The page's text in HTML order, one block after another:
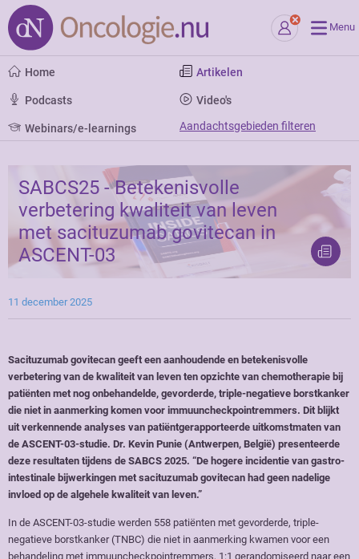
Menu
Home Artikelen
Podcasts Video's
Webinars/e-learnings Aandachtsgebieden filteren
SABCS25 - Betekenisvolle
verbetering kwaliteit van leven
met sacituzumab govitecan in
ASCENT-03
11 december 2025
Sacituzumab govitecan geeft een aanhoudende en betekenisvolle
verbetering van de kwaliteit van leven ten opzichte van chemotherapie bij
patiënten met nog onbehandelde, gevorderde, triple-negatieve borstkanker
die niet in aanmerking komen voor immuuncheckpointremmers. Dit blijkt
uit verkennende analyses van patiëntgerapporteerde uitkomstmaten van
de ASCENT-03-studie. Dr. Kevin Punie (Antwerpen, België) presenteerde
deze resultaten tijdens de SABCS 2025. “De hogere incidentie van gastro-
intestinale bijwerkingen met sacituzumab govitecan had geen nadelige
invloed op de algehele kwaliteit van leven.”
In de ASCENT-03-studie werden 558 patiënten met gevorderde, triple-
negatieve borstkanker (TNBC) die niet in aanmerking kwamen voor een
behandeling met immuuncheckpointremmers, 1:1 gerandomiseerd naar een